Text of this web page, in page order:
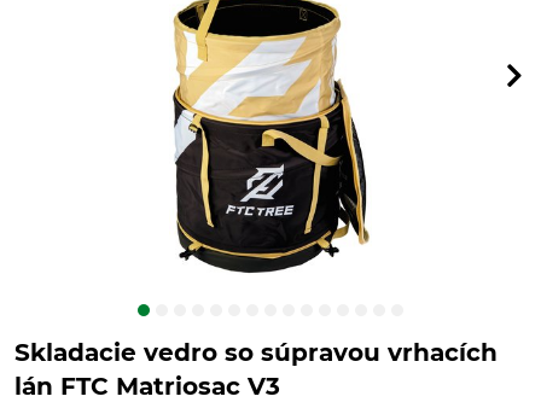
Skladacie vedro so súpravou vrhacích
lán FTC Matriosac V3